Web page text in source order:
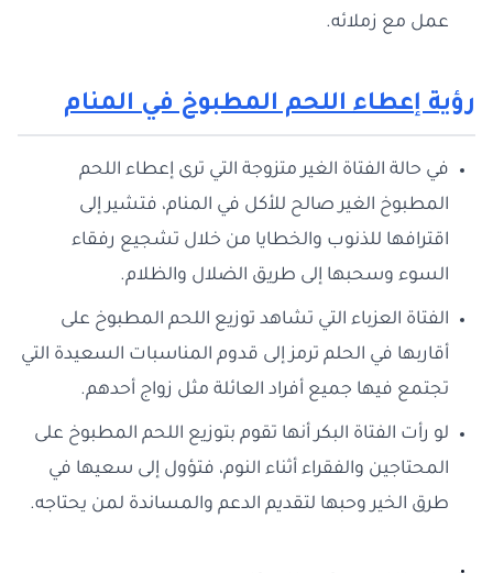
عمل مع زملائه.
رؤية إعطاء اللحم المطبوخ في المنام
في حالة الفتاة الغير متزوجة التي ترى إعطاء اللحم
المطبوخ الغير صالح للأكل في المنام، فتشير إلى
اقترافها للذنوب والخطايا من خلال تشجيع رفقاء
السوء وسحبها إلى طريق الضلال والظلام.
الفتاة العزباء التي تشاهد توزيع اللحم المطبوخ على
أقاربها في الحلم ترمز إلى قدوم المناسبات السعيدة التي
تجتمع فيها جميع أفراد العائلة مثل زواج أحدهم.
لو رأت الفتاة البكر أنها تقوم بتوزيع اللحم المطبوخ على
المحتاجين والفقراء أثناء النوم، فتؤول إلى سعيها في
طرق الخير وحبها لتقديم الدعم والمساندة لمن يحتاجه.